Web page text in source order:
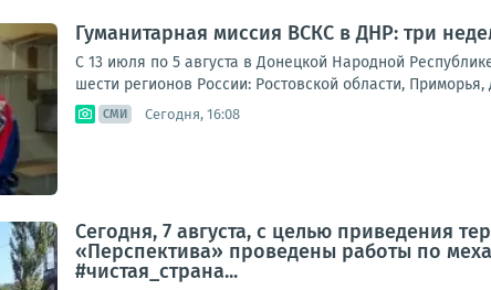
Гуманитарная миссия ВСКС в ДНР: три
С 13 июля по 5 августа в Донецкой Народной
шести регионов России: Ростовской области,
СМИ Сегодня, 16:08
Сегодня, 7 августа, с целью приведения
«Перспектива» проведены работы по
#чистая_страна...